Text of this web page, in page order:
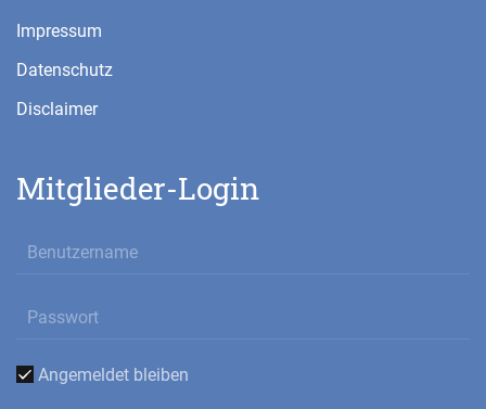
Impressum
Datenschutz
Disclaimer
Mitglieder-Login
Angemeldet bleiben